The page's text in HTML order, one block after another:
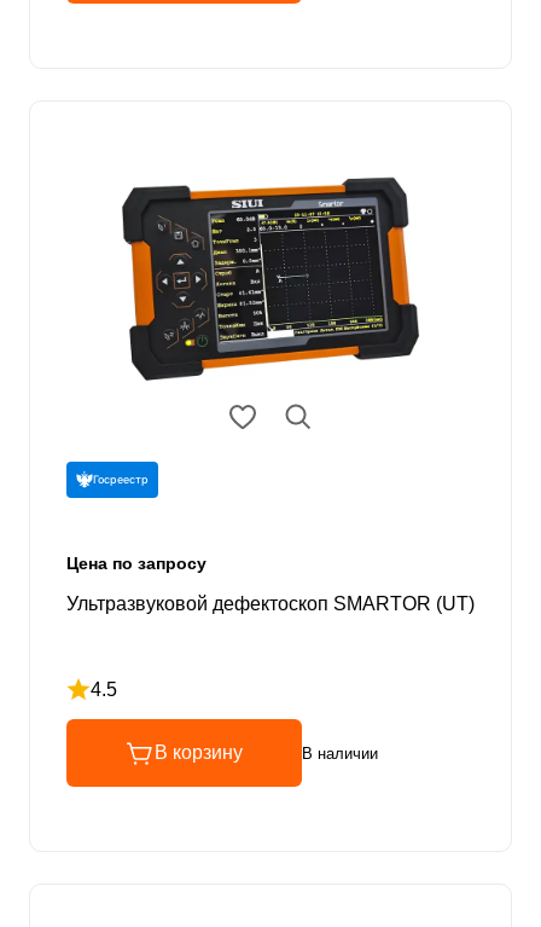
Госреестр
Цена по запросу
Ультразвуковой дефектоскоп SMARTOR (UT)
4.5
Рейтинг 4.5 из 5
В корзину В наличии